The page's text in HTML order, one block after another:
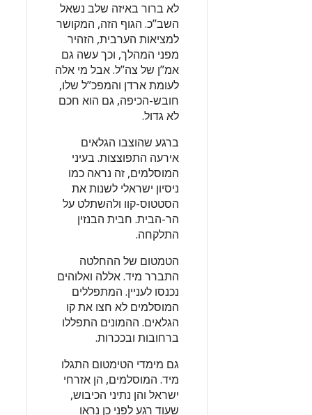
לא ברור באיזה שלב נשאל
השב”כ. הגוף הזה, המקושר
למציאות הערבית, הזהיר
מפני המהלך, וכך עשה גם
אמ”ן של צה”ל. אבל מי אלה
לעומת ארדן והמפכ”ל שלו,
חובש-הכיפה, גם הוא חכם
לא גדול.
ברגע שהוצבו הגלאים
אירעה התפוצצות. בעיני
המוסלמים, זה נראה כמו
ניסיון ישראלי לשנות את
הסטטוס-קוו ולהשתלט על
הר-הבית. חבית הבנזין
התלקחה.
הטמטום של ההחלטה
התברר מיד. אללה ואלוהים
נכנסו לעניין. המתפללים
המוסלמים לא חצו את קו
הגלאים. ההמונים התפללו
ברחובות ובככרות.
גם מימדי הטימטום התגלו
מיד. המוסלמים, הן אזרחי
ישראל והן נתיני הכיבוש,
שעוד רגע לפני כן נראו